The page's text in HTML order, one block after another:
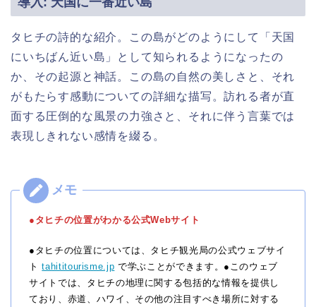
タヒチの詩的な紹介。この島がどのようにして「天国
にいちばん近い島」として知られるようになったの
か、その起源と神話。この島の自然の美しさと、それ
がもたらす感動についての詳細な描写。訪れる者が直
面する圧倒的な風景の力強さと、それに伴う言葉では
表現しきれない感情を綴る。
●タヒチの位置がわかる公式Webサイト
●タヒチの位置については、タヒチ観光局の公式ウェブサイ
トtahititourisme.jp で学ぶことができます。●このウェブ
サイトでは、タヒチの地理に関する包括的な情報を提供し
ており、赤道、ハワイ、その他の注目すべき場所に対する